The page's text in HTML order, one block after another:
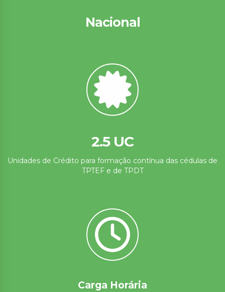
Nacional
2.5 UC
Unidades de Crédito para formação contínua das cédulas de
TPTEF e de TPDT
Carga Horária